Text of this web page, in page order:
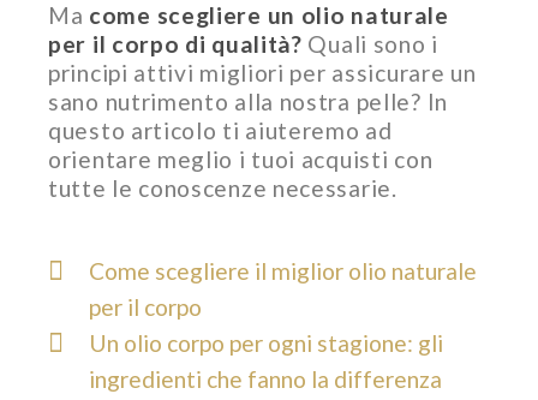
Ma come scegliere un olio naturale
per il corpo di qualità? Quali sono i
principi attivi migliori per assicurare un
sano nutrimento alla nostra pelle? In
questo articolo ti aiuteremo ad
orientare meglio i tuoi acquisti con
tutte le conoscenze necessarie.
Come scegliere il miglior olio naturale
per il corpo
Un olio corpo per ogni stagione: gli
ingredienti che fanno la differenza